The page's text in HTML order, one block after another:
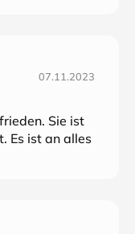
07.11.2023
Sie ist
Es ist an alles